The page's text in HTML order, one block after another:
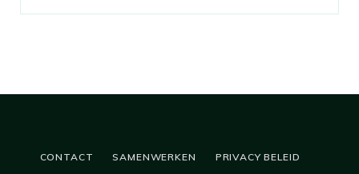
CONTACT SAMENWERKEN PRIVACY BELEID